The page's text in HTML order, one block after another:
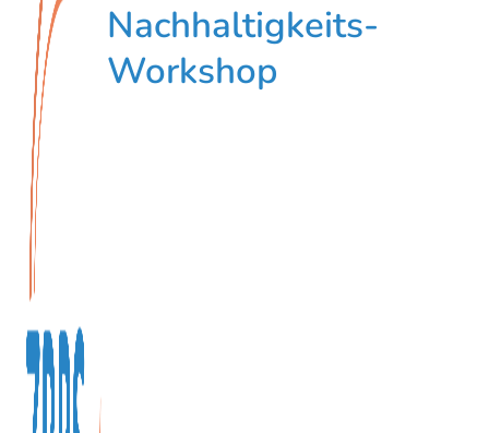
Nachhaltigkeits-
Workshop